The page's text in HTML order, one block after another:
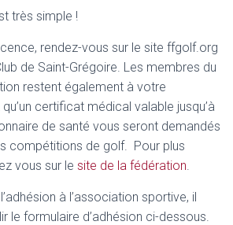
très simple !
rendez-vous sur le site ffgolf.org
de Saint-Grégoire. Les membres du
restent également à votre
certificat médical valable jusqu’à
de santé vous seront demandés
compétitions de golf. Pour plus
vous sur le site de la fédération.
à l’association sportive, il
le formulaire d’adhésion ci-dessous.